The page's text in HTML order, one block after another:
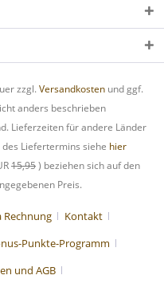
zzgl. Versandkosten und ggf.
anders beschrieben
Lieferzeiten für andere Länder
Liefertermins siehe hier
15,95) beziehen sich auf den
Preis.
Rechnung
Kontakt
Punkte-Programm
und AGB